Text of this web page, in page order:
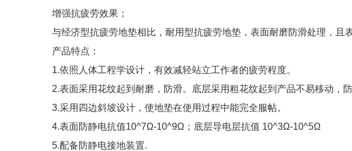
增强抗疲劳效果；
与经济型抗疲劳地垫相比，耐用型抗疲劳地垫，表面耐磨防滑处理，且
产品特点：
1.依照人体工程学设计，有效减轻站立工作者的疲劳程度。
2.表面采用花纹起到耐磨，防滑。底层采用粗花纹起到产品不易移动，防
3.采用四边斜坡设计，使地垫在使用过程中能完全服帖。
4.表面防静电抗值10^7Ω-10^9Ω；底层导电层抗值 10^3Ω-10^5Ω
5.配备防静电接地装置.